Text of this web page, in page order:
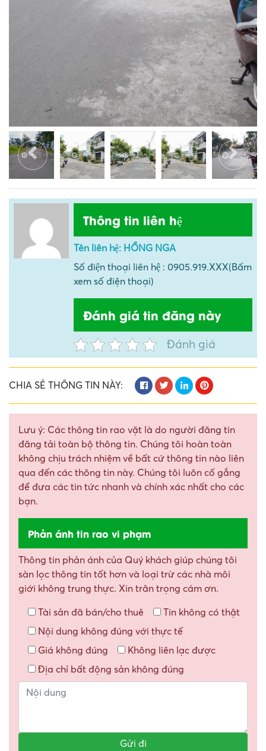
Thông tin liên hệ
Tên liên hệ: HỒNG NGA
Số điện thoại liên hệ : 0905.919.XXX(Bấm
xem số điện thoại)
Đánh giá tin đăng này
Đánh giá
CHIA SẺ THÔNG TIN NÀY:
Lưu ý: Các thông tin rao vặt là do người đăng tin
đăng tải toàn bộ thông tin. Chúng tôi hoàn toàn
không chịu trách nhiệm về bất cứ thông tin nào liên
qua đến các thông tin này. Chúng tôi luôn cố gắng
để đưa các tin tức nhanh và chính xác nhất cho các
bạn.
Phản ánh tin rao vi phạm
Thông tin phản ánh của Quý khách giúp chúng tôi
sàn lọc thông tin tốt hơn và loại trừ các nhà môi
giới không trung thực. Xin trân trọng cám ơn.
Tài sản đã bán/cho thuê
Tin không có thật
Nội dung không đúng với thực tế
Giá không đúng
Không liên lạc được
Địa chỉ bất động sản không đúng